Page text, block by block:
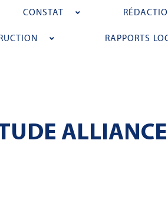
CONSTAT
RAPPORTS